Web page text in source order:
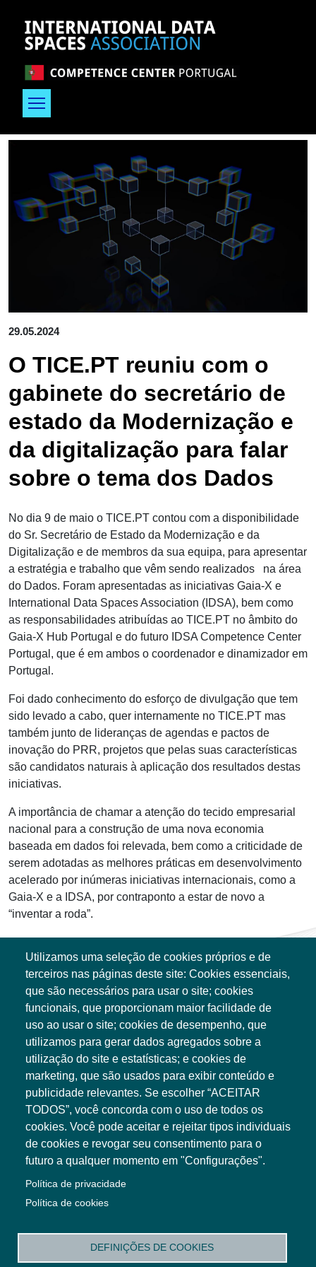
29.05.2024
O TICE.PT reuniu com o
gabinete do secretário de
estado da Modernização e
da digitalização para falar
sobre o tema dos Dados
No dia 9 de maio o TICE.PT contou com a disponibilidade
do Sr. Secretário de Estado da Modernização e da
Digitalização e de membros da sua equipa, para apresentar
a estratégia e trabalho que vêm sendo realizados na área
do Dados. Foram apresentadas as iniciativas Gaia-X e
International Data Spaces Association (IDSA), bem como
as responsabilidades atribuídas ao TICE.PT no âmbito do
Gaia-X Hub Portugal e do futuro IDSA Competence Center
Portugal, que é em ambos o coordenador e dinamizador em
Portugal.
Foi dado conhecimento do esforço de divulgação que tem
sido levado a cabo, quer internamente no TICE.PT mas
também junto de lideranças de agendas e pactos de
inovação do PRR, projetos que pelas suas características
são candidatos naturais à aplicação dos resultados destas
iniciativas.
A importância de chamar a atenção do tecido empresarial
nacional para a construção de uma nova economia
baseada em dados foi relevada, bem como a criticidade de
serem adotadas as melhores práticas em desenvolvimento
acelerado por inúmeras iniciativas internacionais, como a
Gaia-X e a IDSA, por contraponto a estar de novo a
“inventar a roda”.
Utilizamos uma seleção de cookies próprios e de
terceiros nas páginas deste site: Cookies essenciais,
que são necessários para usar o site; cookies
funcionais, que proporcionam maior facilidade de
uso ao usar o site; cookies de desempenho, que
utilizamos para gerar dados agregados sobre a
utilização do site e estatísticas; e cookies de
marketing, que são usados para exibir conteúdo e
publicidade relevantes. Se escolher “ACEITAR
TODOS”, você concorda com o uso de todos os
cookies. Você pode aceitar e rejeitar tipos individuais
de cookies e revogar seu consentimento para o
futuro a qualquer momento em "Configurações".
Política de privacidade
Política de cookies
DEFINIÇÕES DE COOKIES
Associação TICE.PT
Edifício Central
PCI - Creative Science Park Aveiro Region
Via do Conhecimento
3830-352 Ílhavo
P: +351 234 484 066
Política de Privacidade
Configuração de cookies